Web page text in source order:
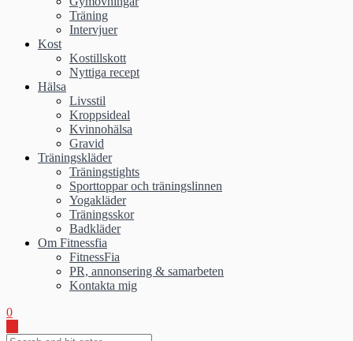
Träning
Intervjuer
Kost
Kostillskott
Nyttiga recept
Hälsa
Livsstil
Kroppsideal
Kvinnohälsa
Gravid
Träningskläder
Träningstights
Sporttoppar och träningslinnen
Yogakläder
Träningsskor
Badkläder
Om Fitnessfia
FitnessFia
PR, annonsering & samarbeten
Kontakta mig
0